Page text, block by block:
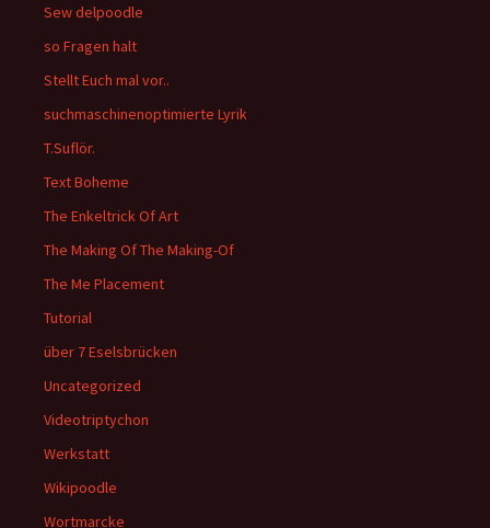
Sew delpoodle
so Fragen halt
Stellt Euch mal vor..
suchmaschinenoptimierte Lyrik
T.Suflör.
Text Boheme
The Enkeltrick Of Art
The Making Of The Making-Of
The Me Placement
Tutorial
über 7 Eselsbrücken
Uncategorized
Videotriptychon
Werkstatt
Wikipoodle
Wortmarcke